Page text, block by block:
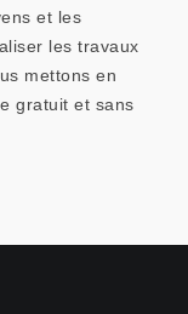
et les
les travaux
mettons en
gratuit et sans